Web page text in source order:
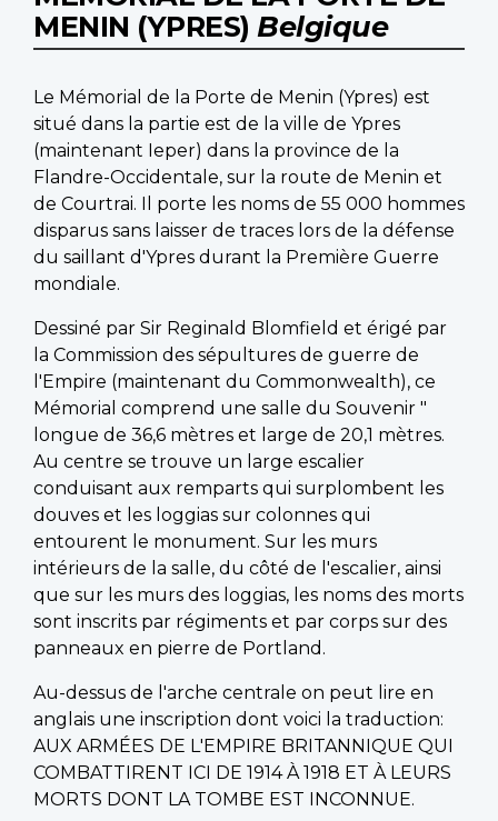
MENIN (YPRES) Belgique
Le Mémorial de la Porte de Menin (Ypres) est
situé dans la partie est de la ville de Ypres
(maintenant Ieper) dans la province de la
Flandre-Occidentale, sur la route de Menin et
de Courtrai. Il porte les noms de 55 000 hommes
disparus sans laisser de traces lors de la défense
du saillant d'Ypres durant la Première Guerre
mondiale.
Dessiné par Sir Reginald Blomfield et érigé par
la Commission des sépultures de guerre de
l'Empire (maintenant du Commonwealth), ce
Mémorial comprend une salle du Souvenir "
longue de 36,6 mètres et large de 20,1 mètres.
Au centre se trouve un large escalier
conduisant aux remparts qui surplombent les
douves et les loggias sur colonnes qui
entourent le monument. Sur les murs
intérieurs de la salle, du côté de l'escalier, ainsi
que sur les murs des loggias, les noms des morts
sont inscrits par régiments et par corps sur des
panneaux en pierre de Portland.
Au-dessus de l'arche centrale on peut lire en
anglais une inscription dont voici la traduction:
AUX ARMÉES DE L'EMPIRE BRITANNIQUE QUI
COMBATTIRENT ICI DE 1914 À 1918 ET À LEURS
MORTS DONT LA TOMBE EST INCONNUE.